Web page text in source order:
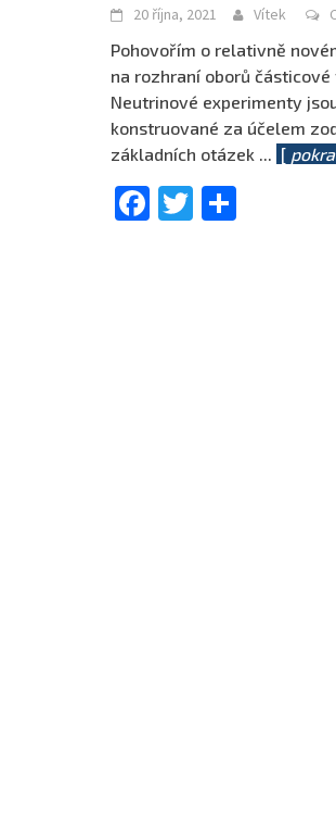
20 října, 2021 Vítek
Pohovořím o relativně
na rozhraní oborů
Neutrinové experimenty
konstruované za účelem
základních otázek ... [
Facebook
Twitter